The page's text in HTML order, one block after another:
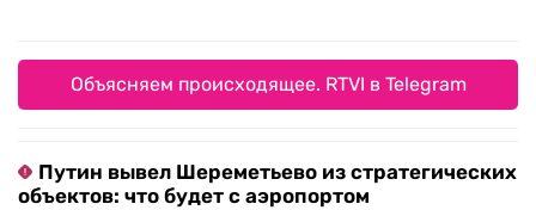
Объясняем происходящее. RTVI в Telegram
Путин вывел Шереметьево из стратегических
объектов: что будет с аэропортом